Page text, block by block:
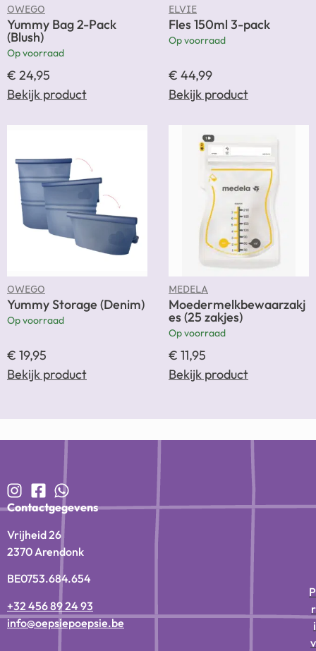
OWEGO
Yummy Bag 2-Pack
(Blush)
Op voorraad
€ 24,95
Bekijk product
ELVIE
Fles 150ml 3-pack
Op voorraad
€ 44,99
Bekijk product
OWEGO
Yummy Storage (Denim)
Op voorraad
€ 19,95
Bekijk product
MEDELA
Moedermelkbewaarzakj
es (25 zakjes)
Op voorraad
€ 11,95
Bekijk product
Contactgegevens
Vrijheid 26
2370 Arendonk
BE0753.684.654
+32 456 89 24 93
info@oepsiepoepsie.be
P
r
i
v